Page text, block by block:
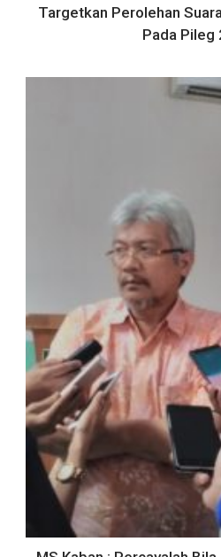
Targetkan Perolehan
Pada Pileg